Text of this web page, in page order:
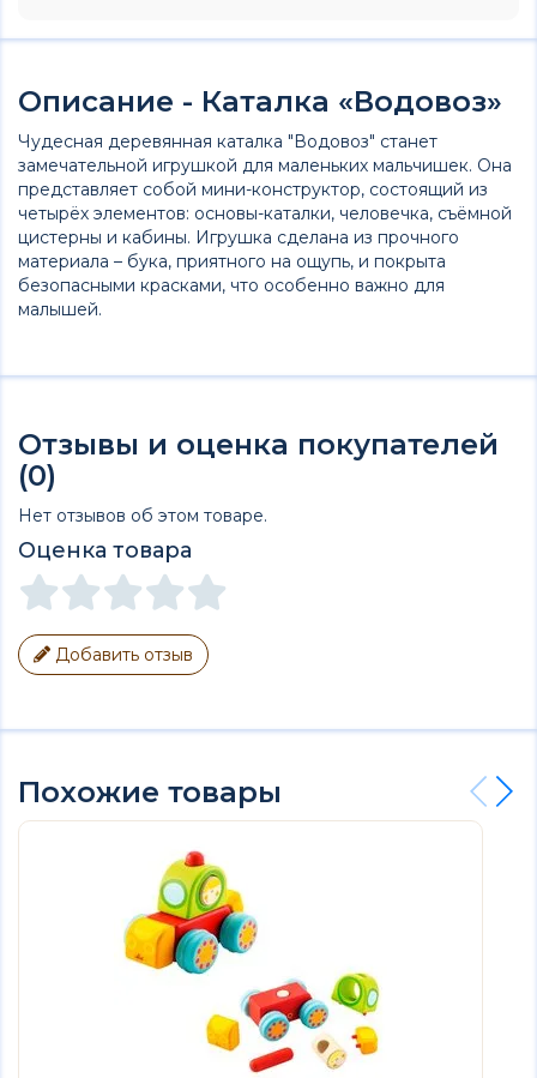
Описание - Каталка «Водовоз»
Чудесная деревянная каталка "Водовоз" станет
замечательной игрушкой для маленьких мальчишек. Она
представляет собой мини-конструктор, состоящий из
четырёх элементов: основы-каталки, человечка, съёмной
цистерны и кабины. Игрушка сделана из прочного
материала – бука, приятного на ощупь, и покрыта
безопасными красками, что особенно важно для
малышей.
Отзывы и оценка покупателей
(0)
Нет отзывов об этом товаре.
Оценка товара
Добавить отзыв
Похожие товары